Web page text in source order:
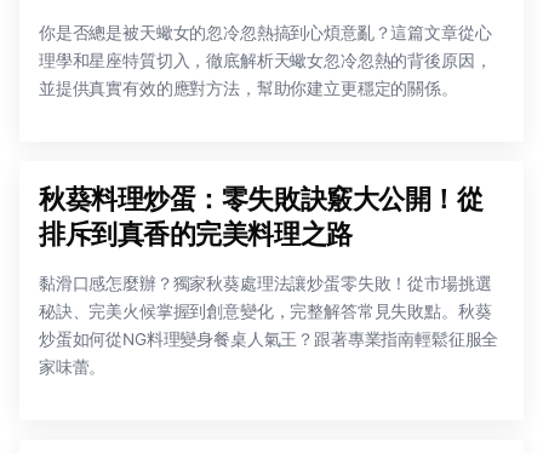
你是否總是被天蠍女的忽冷忽熱搞到心煩意亂？這篇文章從心
理學和星座特質切入，徹底解析天蠍女忽冷忽熱的背後原因，
並提供真實有效的應對方法，幫助你建立更穩定的關係。
秋葵料理炒蛋：零失敗訣竅大公開！從
排斥到真香的完美料理之路
黏滑口感怎麼辦？獨家秋葵處理法讓炒蛋零失敗！從市場挑選
秘訣、完美火候掌握到創意變化，完整解答常見失敗點。秋葵
炒蛋如何從NG料理變身餐桌人氣王？跟著專業指南輕鬆征服全
家味蕾。